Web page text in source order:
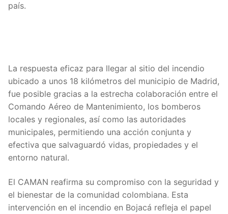
país.
La respuesta eficaz para llegar al sitio del incendio
ubicado a unos 18 kilómetros del municipio de Madrid,
fue posible gracias a la estrecha colaboración entre el
Comando Aéreo de Mantenimiento, los bomberos
locales y regionales, así como las autoridades
municipales, permitiendo una acción conjunta y
efectiva que salvaguardó vidas, propiedades y el
entorno natural.
El CAMAN reafirma su compromiso con la seguridad y
el bienestar de la comunidad colombiana. Esta
intervención en el incendio en Bojacá refleja el papel